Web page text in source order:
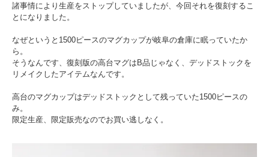
諸事情により生産をストップしていましたが、今回それを復刻するこ
とになりました。
なぜというと1500ピースのマグカップが岐阜の倉庫に眠っていたか
ら。
そうなんです、復刻版の高台マグはB品じゃなく、デッドストックを
リメイクしたアイテムなんです。
高台のマグカップはデッドストックとして残っていた1500ピースの
み。
限定生産、限定販売なのでお買い逃しなく。